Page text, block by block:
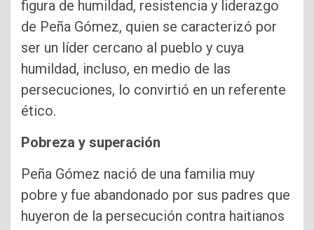
figura de humildad, resistencia y liderazgo
de Peña Gómez, quien se caracterizó por
ser un líder cercano al pueblo y cuya
humildad, incluso, en medio de las
persecuciones, lo convirtió en un referente
ético.
Pobreza y superación
Peña Gómez nació de una familia muy
pobre y fue abandonado por sus padres que
huyeron de la persecución contra haitianos